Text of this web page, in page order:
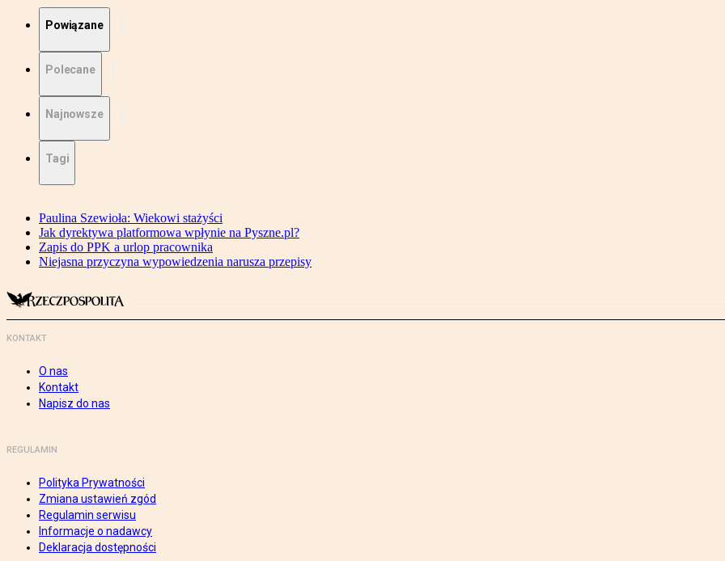
Powiązane
Polecane
Najnowsze
Tagi
Paulina Szewioła: Wiekowi stażyści
Jak dyrektywa platformowa wpłynie na Pyszne.pl?
Zapis do PPK a urlop pracownika
Niejasna przyczyna wypowiedzenia narusza przepisy
KONTAKT
O nas
Kontakt
Napisz do nas
REGULAMIN
Polityka Prywatności
Zmiana ustawień zgód
Regulamin serwisu
Informacje o nadawcy
Deklaracja dostępności